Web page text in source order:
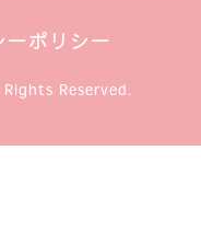
ーポリシー
Reserved.